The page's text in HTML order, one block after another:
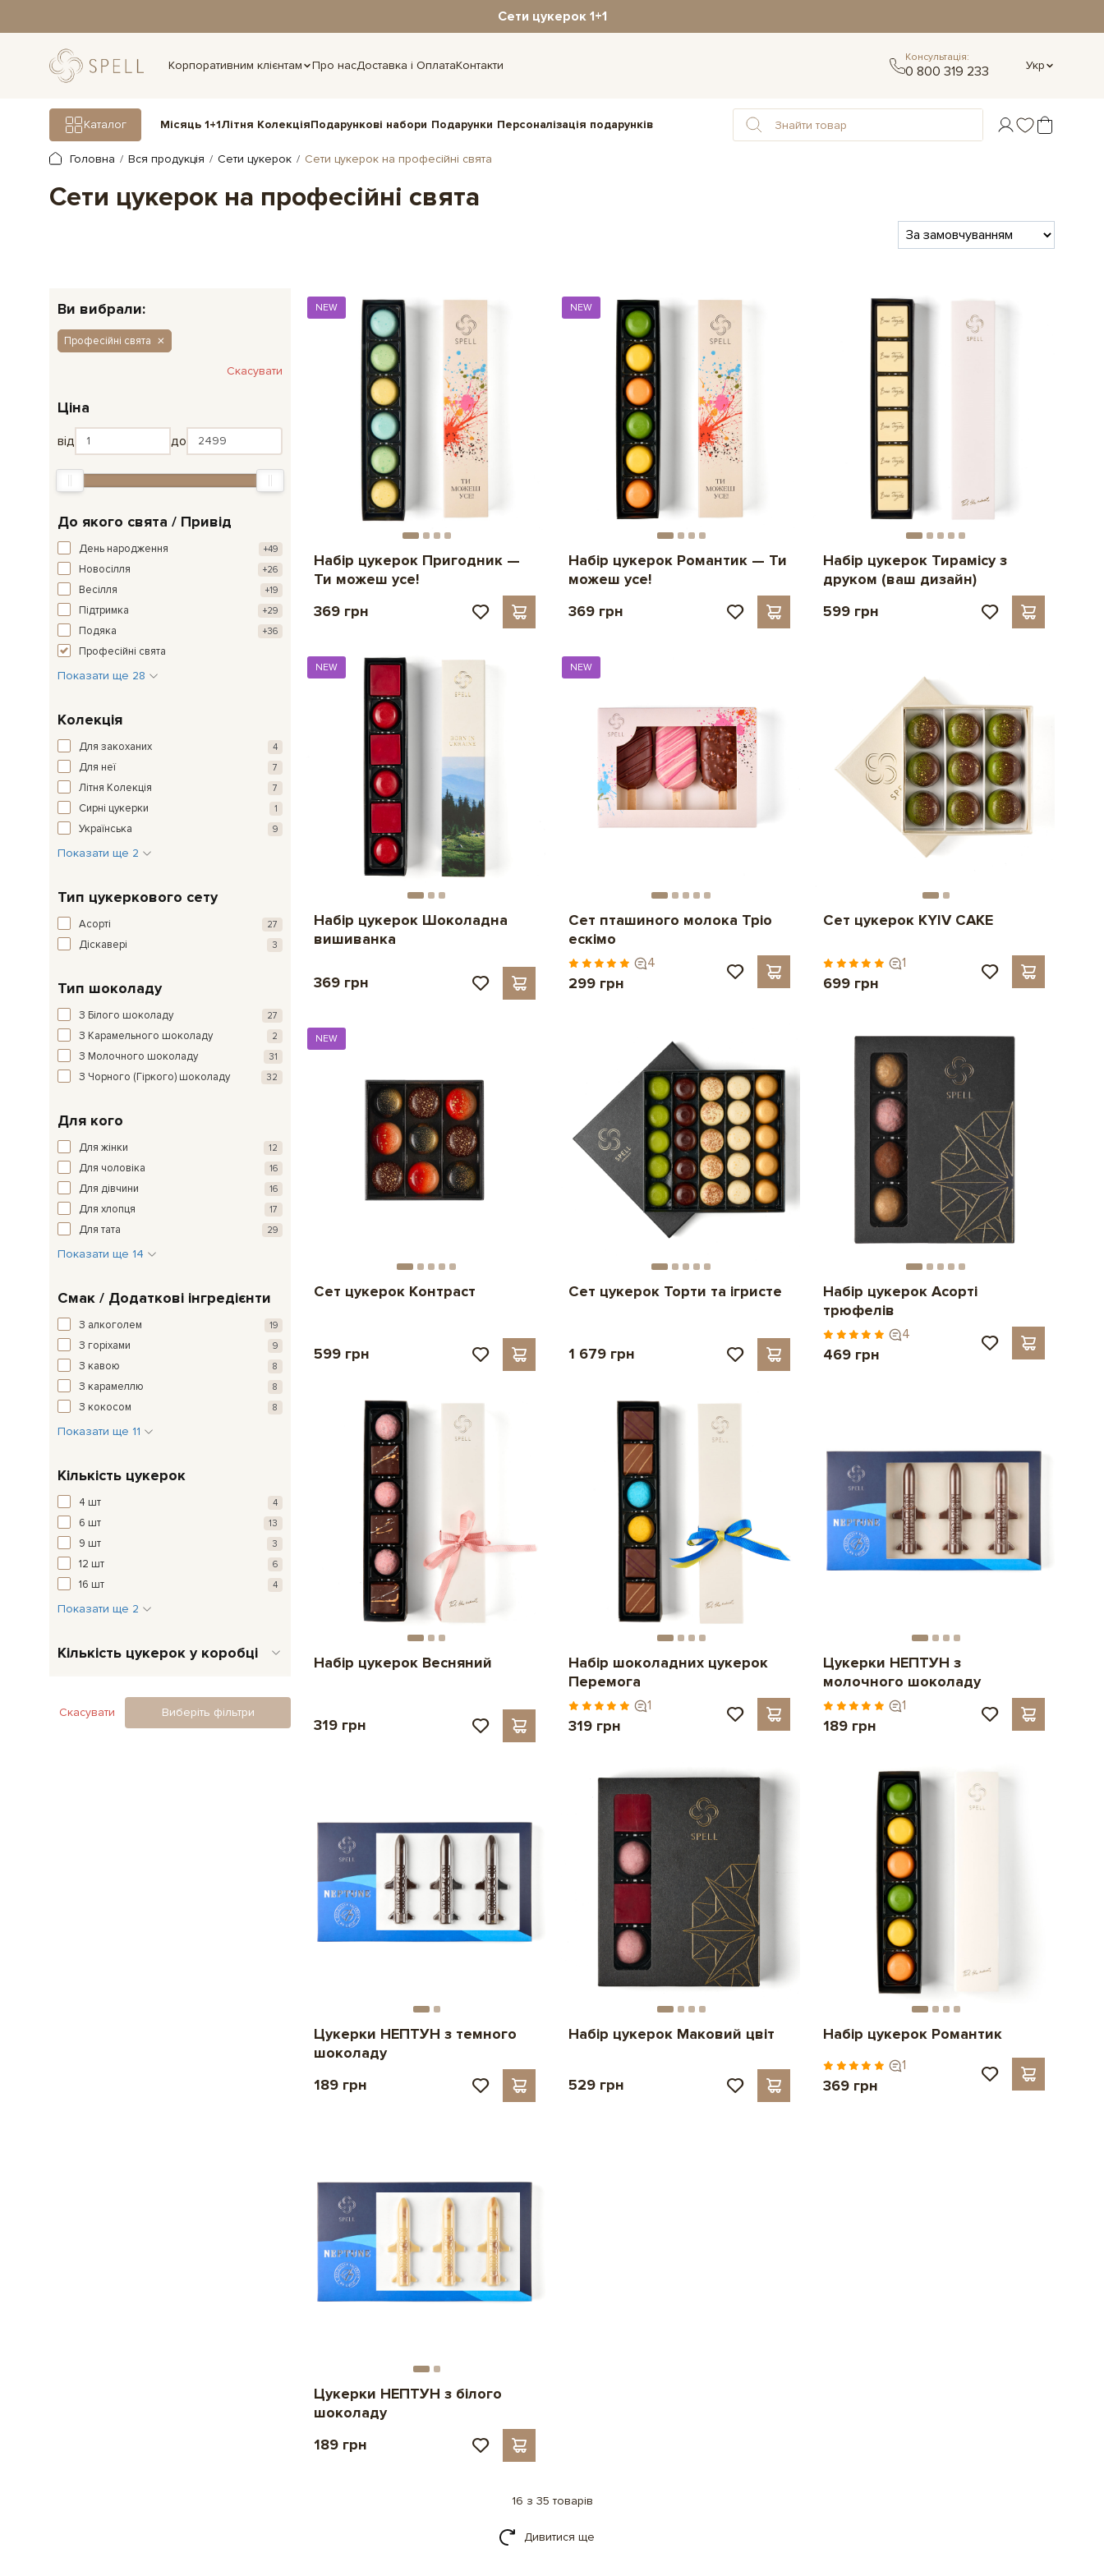
Сети цукерок 1+1
Корпоративним клієнтам Про насДоставка і ОплатаКонтакти
Консультація:
0 800 319 233 Укр
Каталог Місяць 1+1Літня КолекціяПодарункові набори Подарунки Персоналізація подарунків
Головна Вся продукція Сети цукерок Сети цукерок на професійні свята
Сети цукерок на професійні свята
Ви вибрали:
Професійні свята
Скасувати
Ціна
від до
До якого свята / Привід
День народження +49
Новосілля +26
Весілля +19
Підтримка +29
Подяка +36
Професійні свята
Показати ще 28
Колекція
Для закоханих 4
Для неї 7
Літня Колекція 7
Сирні цукерки 1
Українська 9
Показати ще 2
Тип цукеркового сету
Асорті 27
Діскавері 3
Тип шоколаду
З Білого шоколаду 27
З Карамельного шоколаду 2
З Молочного шоколаду 31
З Чорного (Гіркого) шоколаду 32
Для кого
Для жінки 12
Для чоловіка 16
Для дівчини 16
Для хлопця 17
Для тата 29
Показати ще 14
Смак / Додаткові інгредієнти
З алкоголем 19
З горіхами 9
З кавою 8
З карамеллю 8
З кокосом 8
Показати ще 11
Кількість цукерок
4 шт 4
6 шт 13
9 шт 3
12 шт 6
16 шт 4
Показати ще 2
Кількість цукерок у коробці
Скасувати Виберіть фільтри
NEW
Набір цукерок Пригодник —
Ти можеш усе!
369 грн
NEW
Набір цукерок Романтик — Ти
можеш усе!
369 грн
Набір цукерок Тирамісу з
друком (ваш дизайн)
599 грн
NEW
Набір цукерок Шоколадна
вишиванка
369 грн
NEW
Сет пташиного молока Тріо
ескімо
4
299 грн
Сет цукерок KYIV CAKE
1
699 грн
NEW
Сет цукерок Контраст
599 грн
Сет цукерок Торти та ігристе
1 679 грн
Набір цукерок Асорті
трюфелів
4
469 грн
Набір цукерок Весняний
319 грн
Набір шоколадних цукерок
Перемога
1
319 грн
Цукерки НЕПТУН з
молочного шоколаду
1
189 грн
Цукерки НЕПТУН з темного
шоколаду
189 грн
Набір цукерок Маковий цвіт
529 грн
Набір цукерок Романтик
1
369 грн
Цукерки НЕПТУН з білого
шоколаду
189 грн
16 з 35 товарів
Дивитися ще